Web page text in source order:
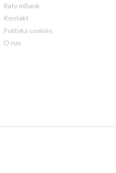
Raty mBank
Kontakt
Polityka cookies
O nas